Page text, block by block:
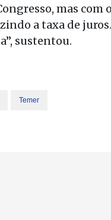
mas com
a taxa de
sustentou.
Temer